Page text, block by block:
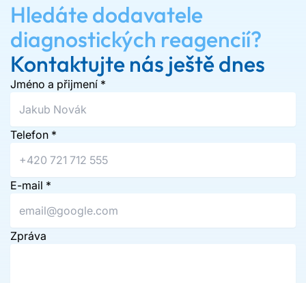
Hledáte dodavatele
diagnostických reagencií?
Kontaktujte nás ještě dnes
Jméno a přijmení *
Telefon *
E-mail *
Zpráva